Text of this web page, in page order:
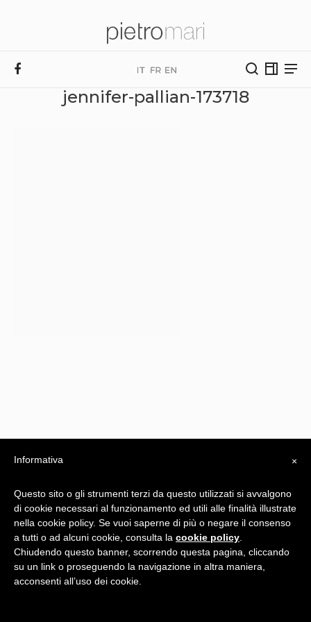
jennifer-pallian-173718
Privacy Policy
-
Realizzato da
×
Informativa
Questo sito o gli strumenti terzi da questo utilizzati si avvalgono
di cookie necessari al funzionamento ed utili alle finalità illustrate
nella cookie policy. Se vuoi saperne di più o negare il consenso
a tutti o ad alcuni cookie, consulta la cookie policy
Chiudendo questo banner, scorrendo questa pagina, cliccando
su un link o proseguendo la navigazione in altra maniera,
acconsenti all’uso dei cookie.